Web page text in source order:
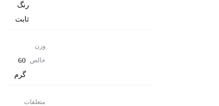
رنگ
ثابت
وزن
خالص
60
گرم
متعلقات